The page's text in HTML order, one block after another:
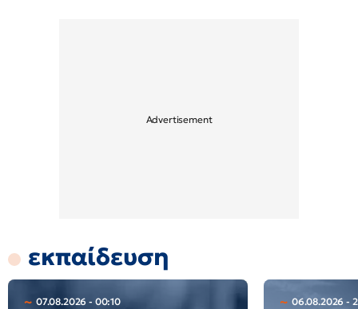
εκπαίδευση
07.08.2026 - 00:10 06.08.2026 -